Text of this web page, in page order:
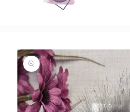
Passer aux
informations
produits